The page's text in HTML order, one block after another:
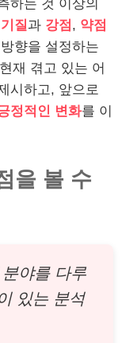
하는 것 이상의
질과 강점 , 약점
향을 설정하는
재 겪고 있는 어
시하고, 앞으로
정적인 변화를 이
을 볼 수
야를 다루
있는 분석